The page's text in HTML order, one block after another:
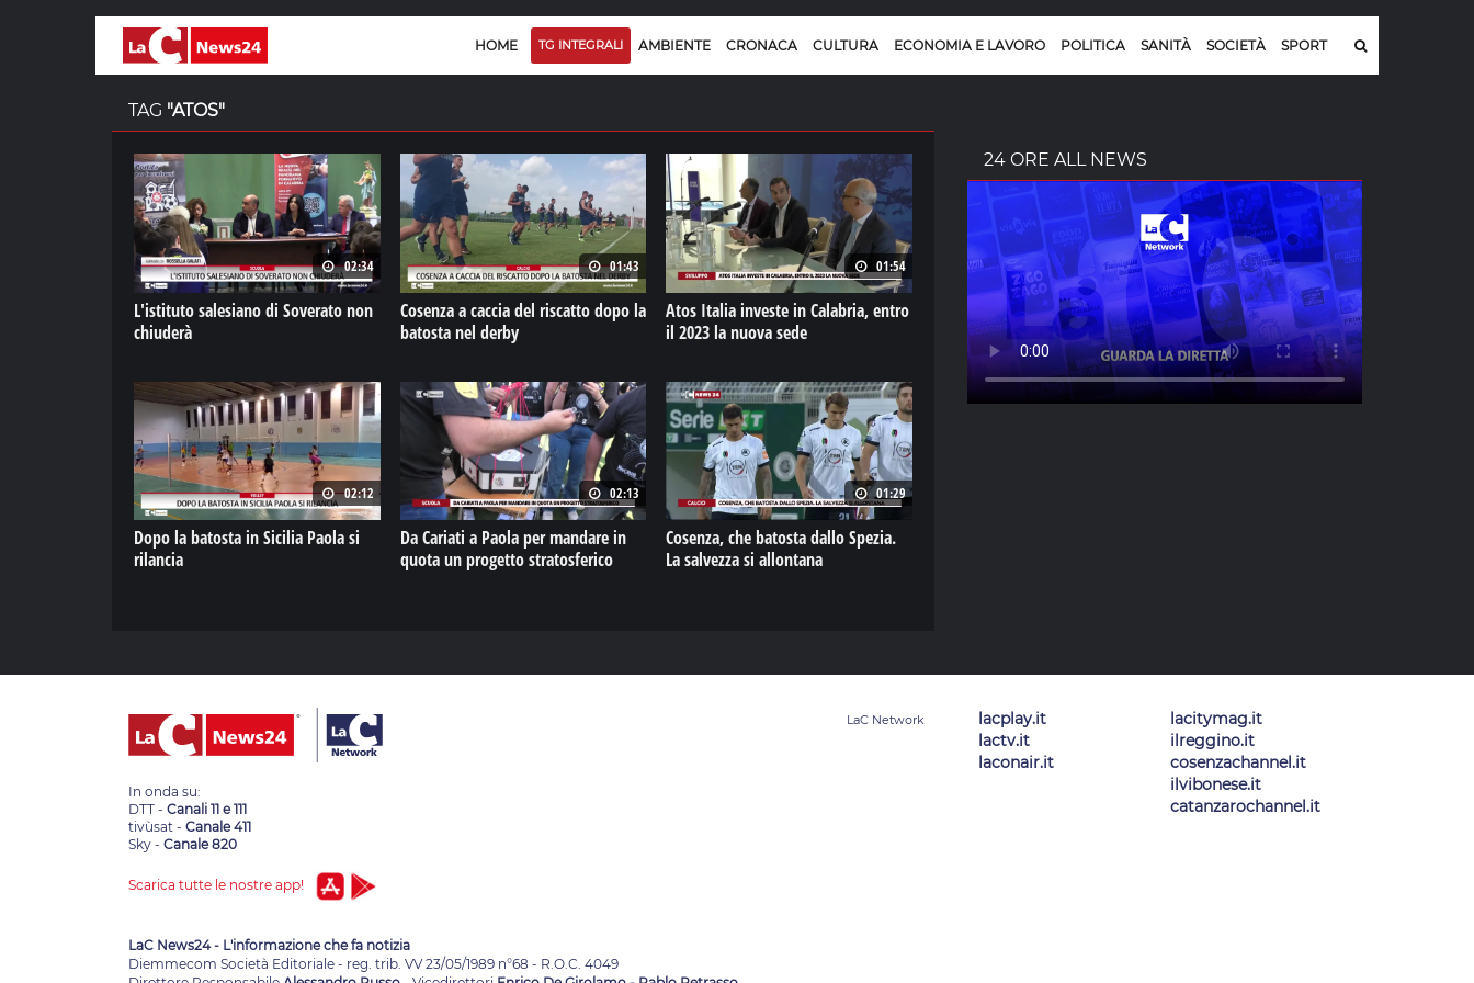
HOME TG INTEGRALI AMBIENTE CRONACA CULTURA ECONOMIA E LAVORO POLITICA SANITÀ SOCIETÀ SPORT
TAG "ATOS"
02:34
L'istituto salesiano di Soverato non
chiuderà
02:12
Dopo la batosta in Sicilia Paola si
rilancia
01:43
Cosenza a caccia del riscatto dopo la
batosta nel derby
02:13
Da Cariati a Paola per mandare in
quota un progetto stratosferico
01:54
Atos Italia investe in Calabria, entro
il 2023 la nuova sede
01:29
Cosenza, che batosta dallo Spezia.
La salvezza si allontana
24 ORE ALL NEWS
In onda su:
DTT - Canali 11 e 111
tivùsat - Canale 411
Sky - Canale 820
Scarica tutte le nostre app!
lacplay.it
lactv.it
laconair.it
lacitymag.it
ilreggino.it
cosenzachannel.it
ilvibonese.it
catanzarochannel.it
LaC News24 - L'informazione che fa notizia
Diemmecom Società Editoriale - reg. trib. VV 23/05/1989 n°68 - R.O.C. 4049